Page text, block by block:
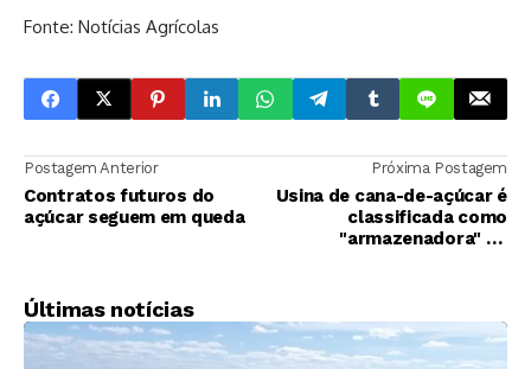
Fonte: Notícias Agrícolas
Postagem Anterior
Contratos futuros do
açúcar seguem em queda
Próxima Postagem
Usina de cana-de-açúcar é
classificada como
"armazenadora" no
Últimas notícias